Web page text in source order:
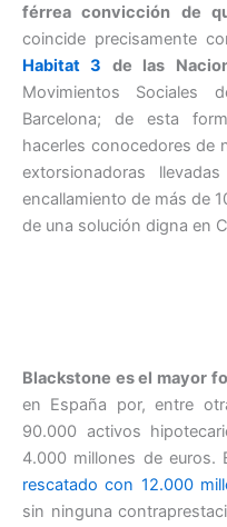
férrea convicción de
coincide precisamente
Habitat 3 de las
Movimientos
Barcelona; de esta
hacerles conocedores de
extorsionadoras
encallamiento de más de
de una solución digna en
Blackstone es el mayor
en España por, entre
90.000 activos
4.000 millones de euros.
rescatado con 12.000
sin ninguna